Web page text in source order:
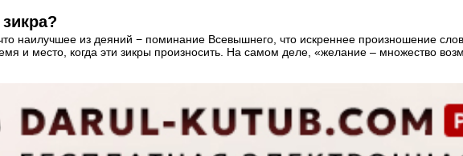
наилучшее из деяний − поминание Всевышнего, что искреннее произношение
и место, когда эти зикры произносить. На самом деле, «желание – множество